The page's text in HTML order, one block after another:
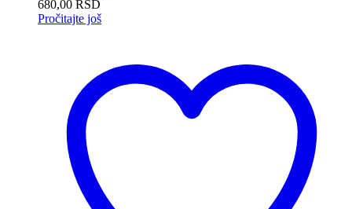
680,00 RSD
Pročitajte još